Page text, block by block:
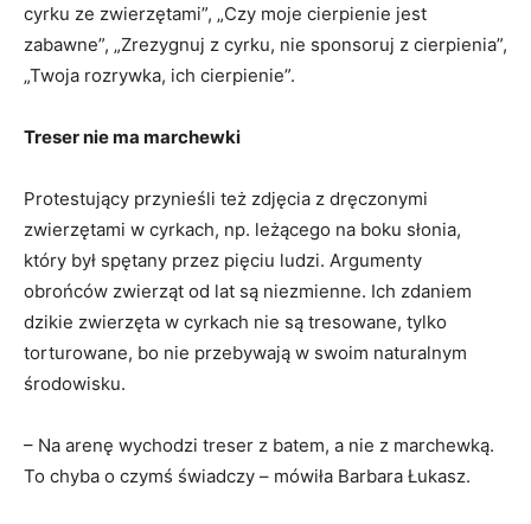
cyrku ze zwierzętami”, „Czy moje cierpienie jest
zabawne”, „Zrezygnuj z cyrku, nie sponsoruj z cierpienia”,
„Twoja rozrywka, ich cierpienie”.
Treser nie ma marchewki
Protestujący przynieśli też zdjęcia z dręczonymi
zwierzętami w cyrkach, np. leżącego na boku słonia,
który był spętany przez pięciu ludzi. Argumenty
obrońców zwierząt od lat są niezmienne. Ich zdaniem
dzikie zwierzęta w cyrkach nie są tresowane, tylko
torturowane, bo nie przebywają w swoim naturalnym
środowisku.
– Na arenę wychodzi treser z batem, a nie z marchewką.
To chyba o czymś świadczy – mówiła Barbara Łukasz.